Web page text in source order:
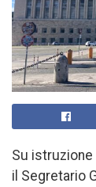
Su
il Segretario